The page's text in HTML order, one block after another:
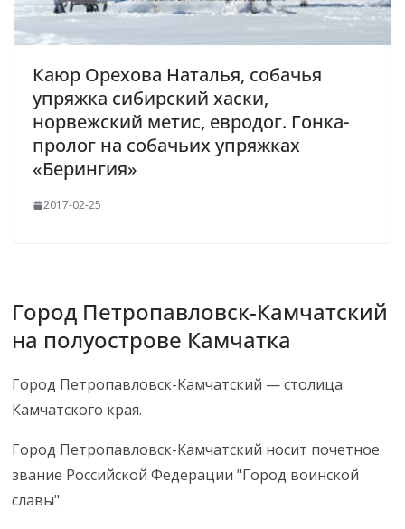
Каюр Орехова Наталья, собачья
упряжка сибирский хаски,
норвежский метис, евродог. Гонка-
пролог на собачьих упряжках
«Берингия»
2017-02-25
Город Петропавловск-Камчатский
на полуострове Камчатка
Город Петропавловск-Камчатский — столица
Камчатского края.
Город Петропавловск-Камчатский носит почетное
звание Российской Федерации "Город воинской
славы".